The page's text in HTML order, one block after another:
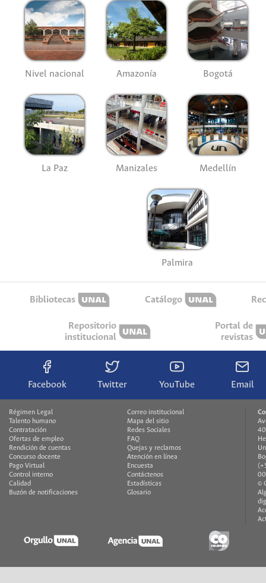
Nivel nacional Amazonía Bogotá
La Paz Manizales Medellín
Palmira
Bibliotecas Catálogo
Repositorio
institucional
Portal de
revistas
Facebook Twitter YouTube Email
Régimen Legal
Talento humano
Contratación
Ofertas de empleo
Rendición de cuentas
Concurso docente
Pago Virtual
Control interno
Calidad
Buzón de notificaciones
Correo institucional
Mapa del sitio
Redes Sociales
FAQ
Quejas y reclamos
Atención en línea
Encuesta
Contáctenos
Estadísticas
Glosario
©